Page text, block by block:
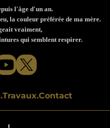
l'âge d'un an.
la couleur préférée de ma mère.
vraiment,
qui semblent respirer.
Travaux.Contact